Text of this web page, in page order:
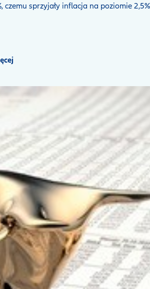
czemu sprzyjały inflacja na poziomie